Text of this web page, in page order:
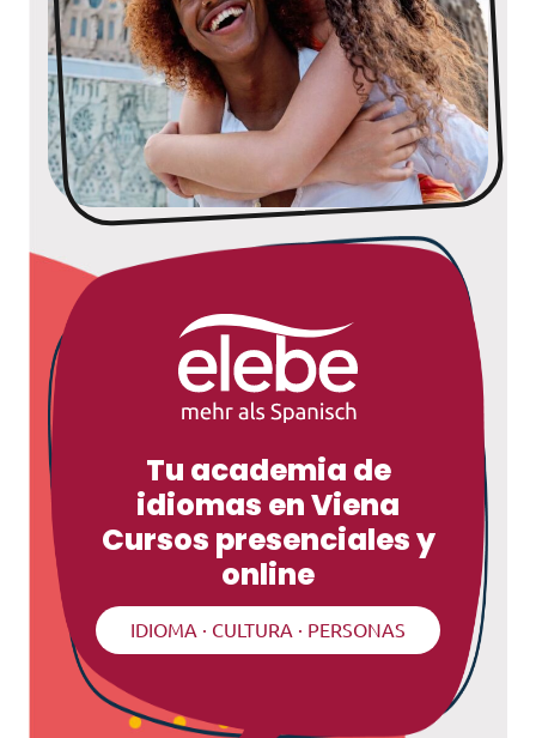
Tu academia de
idiomas en Viena
Cursos presenciales y
online
IDIOMA · CULTURA · PERSONAS